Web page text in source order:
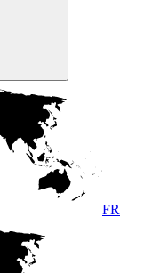
FR